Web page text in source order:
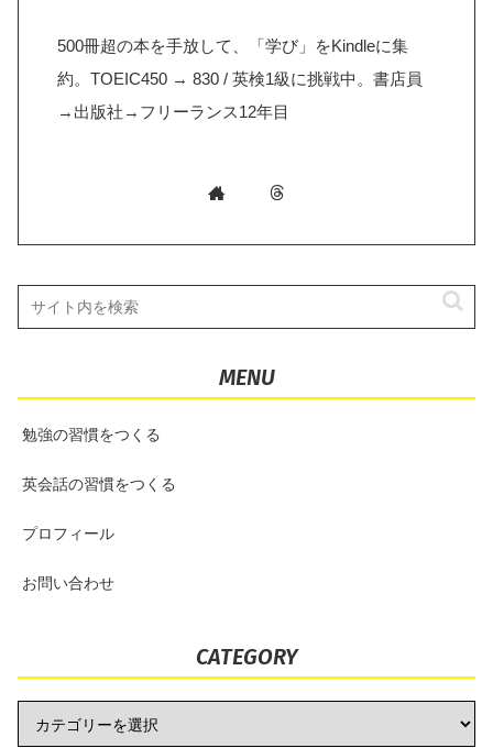
500冊超の本を手放して、「学び」をKindleに集
約。TOEIC450 → 830 / 英検1級に挑戦中。書店員
→出版社→フリーランス12年目
MENU
勉強の習慣をつくる
英会話の習慣をつくる
プロフィール
お問い合わせ
CATEGORY